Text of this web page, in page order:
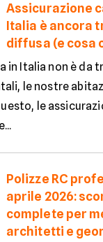
Assicurazione
Italia è ancora
diffusa (e cosa
in Italia non è da
le nostre
le
Polizze RC
aprile 2026:
complete per
architetti e